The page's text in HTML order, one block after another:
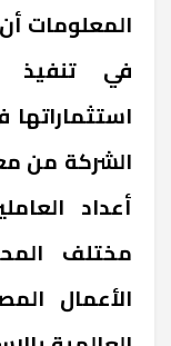
المعلومات
في تنفيذ
الشركة من
أعداد
مختلف
الأعمال